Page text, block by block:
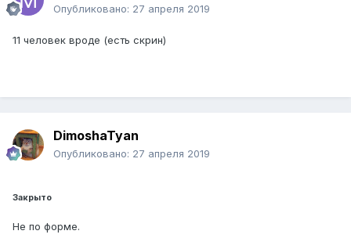
Опубликовано: 27 апреля 2019
11 человек вроде (есть скрин)
DimoshaTyan
Опубликовано: 27 апреля 2019
Закрыто
Не по форме.